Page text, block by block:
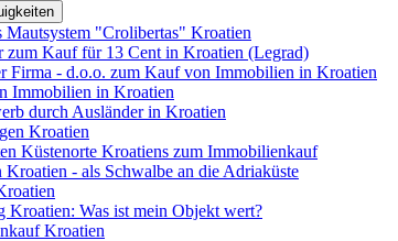
Mautsystem "Crolibertas" Kroatien
zum Kauf für 13 Cent in Kroatien (Legrad)
Firma - d.o.o. zum Kauf von Immobilien in Kroatien
Immobilien in Kroatien
durch Ausländer in Kroatien
Kroatien
Küstenorte Kroatiens zum Immobilienkauf
- als Schwalbe an die Adriaküste
Kroatien: Was ist mein Objekt wert?
Kroatien